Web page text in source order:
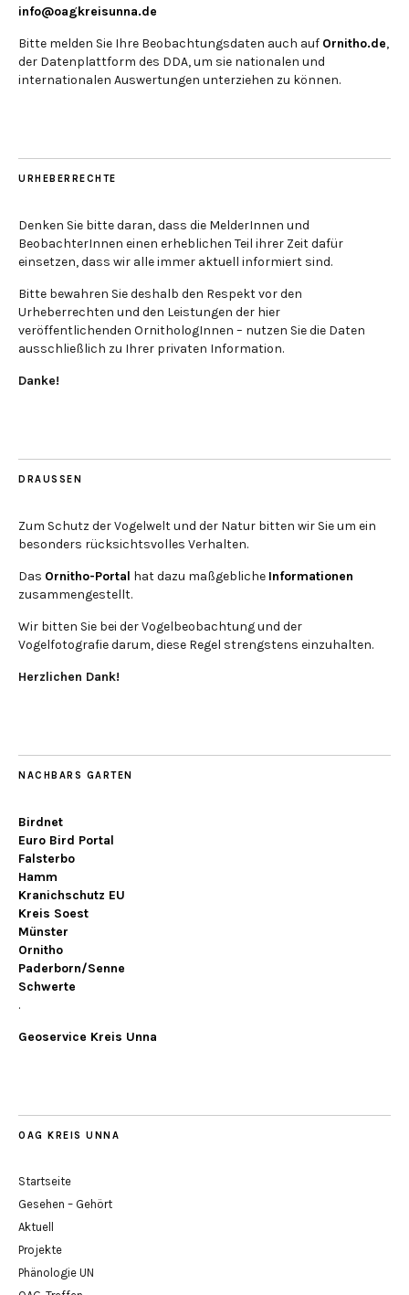
info@oagkreisunna.de
Bitte melden Sie Ihre Beobachtungsdaten auch auf Ornitho.de,
der Datenplattform des DDA, um sie nationalen und
internationalen Auswertungen unterziehen zu können.
URHEBERRECHTE
Denken Sie bitte daran, dass die MelderInnen und
BeobachterInnen einen erheblichen Teil ihrer Zeit dafür
einsetzen, dass wir alle immer aktuell informiert sind.
Bitte bewahren Sie deshalb den Respekt vor den
Urheberrechten und den Leistungen der hier
veröffentlichenden OrnithologInnen – nutzen Sie die Daten
ausschließlich zu Ihrer privaten Information.
Danke!
DRAUSSEN
Zum Schutz der Vogelwelt und der Natur bitten wir Sie um ein
besonders rücksichtsvolles Verhalten.
Das Ornitho-Portal hat dazu maßgebliche Informationen
zusammengestellt.
Wir bitten Sie bei der Vogelbeobachtung und der
Vogelfotografie darum, diese Regel strengstens einzuhalten.
Herzlichen Dank!
NACHBARS GARTEN
Birdnet
Euro Bird Portal
Falsterbo
Hamm
Kranichschutz EU
Kreis Soest
Münster
Ornitho
Paderborn/Senne
Schwerte
.
Geoservice Kreis Unna
OAG KREIS UNNA
Startseite
Gesehen – Gehört
Aktuell
Projekte
Phänologie UN